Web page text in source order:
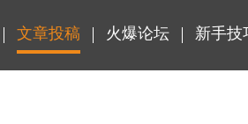
文章投稿 火爆论坛 新手技